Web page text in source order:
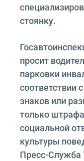
стоянку.
просит
парковки
соответствии
знаков или
только
социальной
культуры
Пресс-